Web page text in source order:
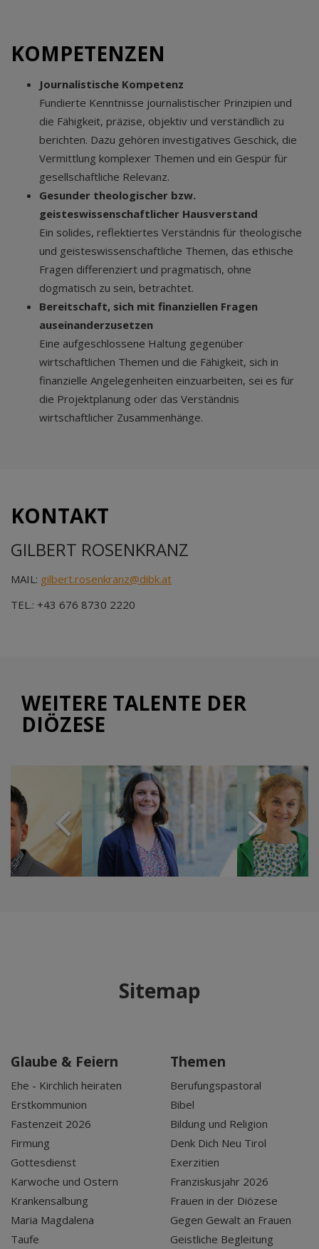
KOMPETENZEN
Journalistische Kompetenz
Fundierte Kenntnisse journalistischer Prinzipien und
die Fähigkeit, präzise, objektiv und verständlich zu
berichten. Dazu gehören investigatives Geschick, die
Vermittlung komplexer Themen und ein Gespür für
gesellschaftliche Relevanz.
Gesunder theologischer bzw.
geisteswissenschaftlicher Hausverstand
Ein solides, reflektiertes Verständnis für theologische
und geisteswissenschaftliche Themen, das ethische
Fragen differenziert und pragmatisch, ohne
dogmatisch zu sein, betrachtet.
Bereitschaft, sich mit finanziellen Fragen
auseinanderzusetzen
Eine aufgeschlossene Haltung gegenüber
wirtschaftlichen Themen und die Fähigkeit, sich in
finanzielle Angelegenheiten einzuarbeiten, sei es für
die Projektplanung oder das Verständnis
wirtschaftlicher Zusammenhänge.
KONTAKT
GILBERT ROSENKRANZ
MAIL: gilbert.rosenkranz@dibk.at
TEL.: +43 676 8730 2220
WEITERE TALENTE DER
DIÖZESE
Sitemap
Glaube & Feiern
Ehe - Kirchlich heiraten
Erstkommunion
Fastenzeit 2026
Firmung
Gottesdienst
Karwoche und Ostern
Krankensalbung
Maria Magdalena
Taufe
Themen
Berufungspastoral
Bibel
Bildung und Religion
Denk Dich Neu Tirol
Exerzitien
Franziskusjahr 2026
Frauen in der Diözese
Gegen Gewalt an Frauen
Geistliche Begleitung